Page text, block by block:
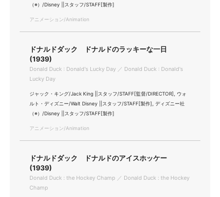
（※）/Disney ||スタッフ/STAFF[製作]
アニメーション/Animation
ドナルドダック ドナルドのラッキーな一日
(1939)
Donald Duck : Donald's Lucky Day ／ Donald Duck : Donald's
Lucky Day
ジャック・キング/Jack King ||スタッフ/STAFF[監督/DIRECTOR], ウォ
ルト・ディズニー/Walt Disney ||スタッフ/STAFF[製作], ディズニー社
（※）/Disney ||スタッフ/STAFF[製作]
アニメーション/Animation
ドナルドダック ドナルドのアイスホッケー
(1939)
Donald Duck : the Hockey Champ ／ Donald Duck : the Hockey
Champ